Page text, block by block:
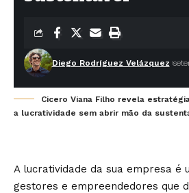
Diego Rodríguez Velázquez
Cicero Viana Filho revela
a lucratividade sem abrir mão da
A lucratividade da sua empresa é
gestores e empreendedores que